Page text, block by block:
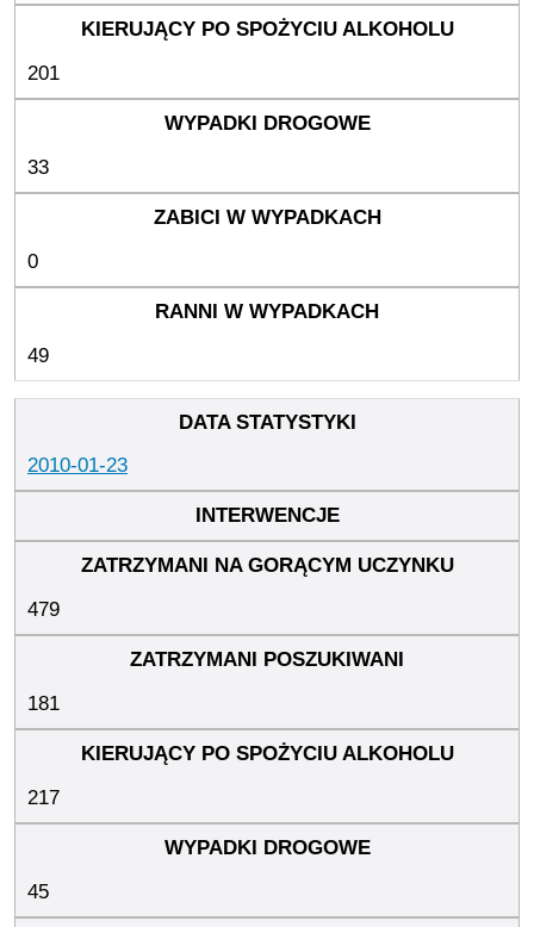
201
33
0
49
2010-01-23
479
181
217
45